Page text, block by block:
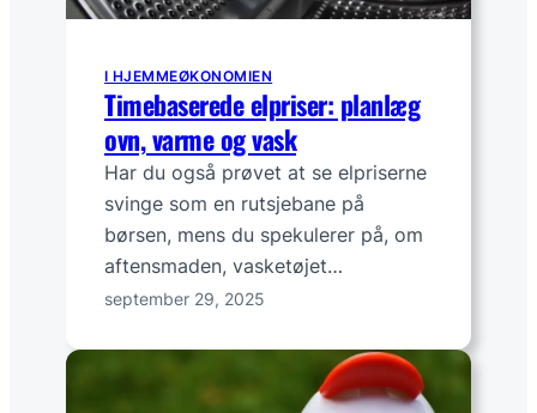
I HJEMMEØKONOMIEN
Timebaserede elpriser: planlæg
ovn, varme og vask
Har du også prøvet at se elpriserne
svinge som en rutsjebane på
børsen, mens du spekulerer på, om
aftensmaden, vasketøjet…
september 29, 2025